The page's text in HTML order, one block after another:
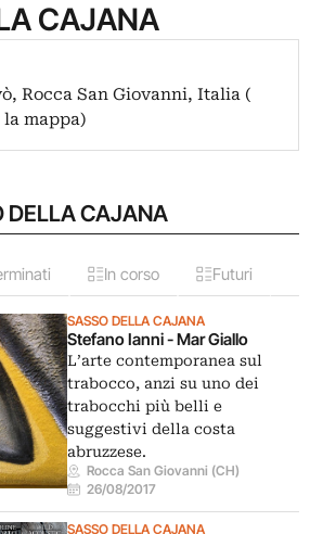
CAJANA
Rocca San Giovanni, Italia (
mappa)
DELLA CAJANA
In corso Futuri
SASSO DELLA CAJANA
Stefano Ianni - Mar Giallo
L’arte contemporanea sul
trabocco, anzi su uno dei
trabocchi più belli e
suggestivi della costa
abruzzese.
Rocca San Giovanni (CH)
26/08/2017
SASSO DELLA CAJANA